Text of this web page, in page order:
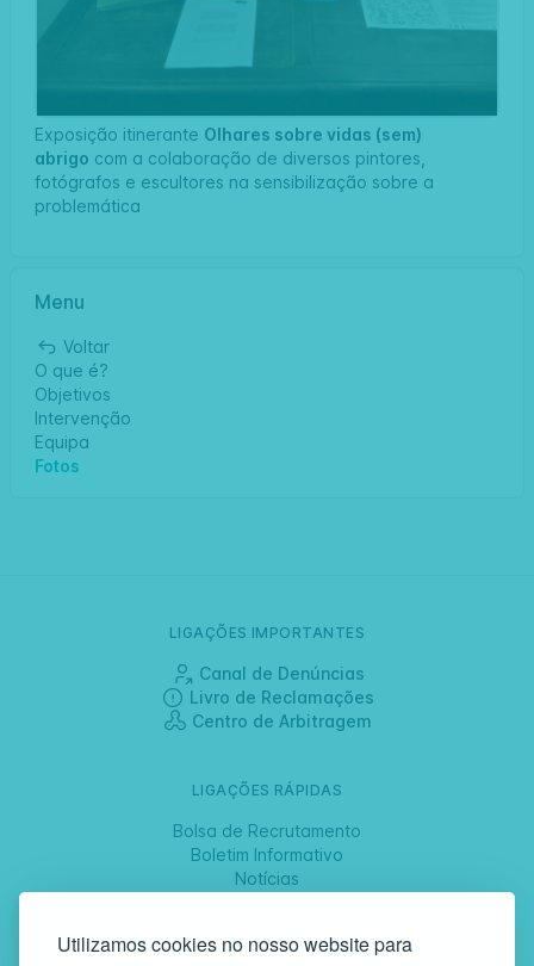
Utilizamos cookies no nosso website para
Exposição itinerante Olhares sobre vidas (sem)
abrigo com a colaboração de diversos pintores,
fotógrafos e escultores na sensibilização sobre a
problemática
Menu
Voltar
O que é?
Objetivos
Intervenção
Equipa
Fotos
LIGAÇÕES IMPORTANTES
Canal de Denúncias
Livro de Reclamações
Centro de Arbitragem
LIGAÇÕES RÁPIDAS
Bolsa de Recrutamento
Boletim Informativo
Notícias